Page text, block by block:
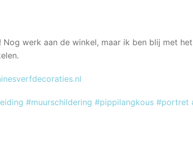
werk aan de winkel, maar ik ben blij met
decoraties.nl
#muurschildering #pippilangkous #portret